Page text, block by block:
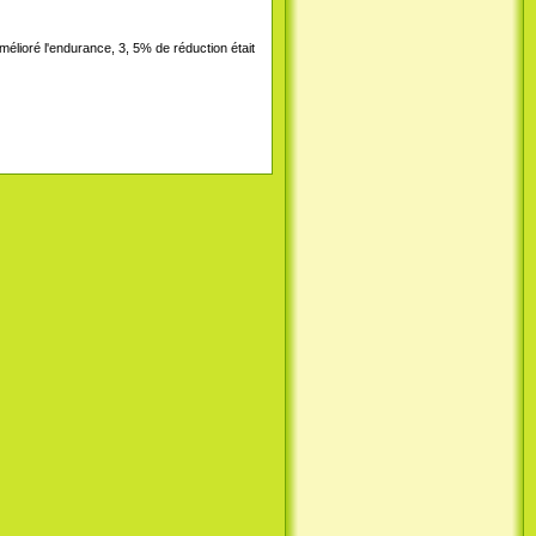
l'endurance, 3, 5% de réduction était